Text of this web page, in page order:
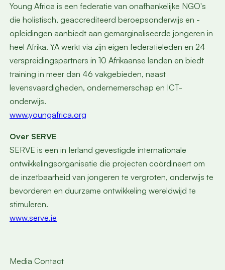
Young Africa is een federatie van onafhankelijke NGO's
die holistisch, geaccrediteerd beroepsonderwijs en -
opleidingen aanbiedt aan gemarginaliseerde jongeren in
heel Afrika. YA werkt via zijn eigen federatieleden en 24
verspreidingspartners in 10 Afrikaanse landen en biedt
training in meer dan 46 vakgebieden, naast
levensvaardigheden, ondernemerschap en ICT-
onderwijs.
www.youngafrica.org
Over SERVE
SERVE is een in Ierland gevestigde internationale
ontwikkelingsorganisatie die projecten coördineert om
de inzetbaarheid van jongeren te vergroten, onderwijs te
bevorderen en duurzame ontwikkeling wereldwijd te
stimuleren.
www.serve.ie
Media Contact